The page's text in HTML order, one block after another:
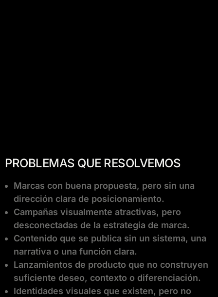
PROBLEMAS QUE RESOLVEMOS
Marcas con buena propuesta, pero sin una
dirección clara de posicionamiento.
Campañas visualmente atractivas, pero
desconectadas de la estrategia de marca.
Contenido que se publica sin un sistema, una
narrativa o una función clara.
Lanzamientos de producto que no construyen
suficiente deseo, contexto o diferenciación.
Identidades visuales que existen, pero no